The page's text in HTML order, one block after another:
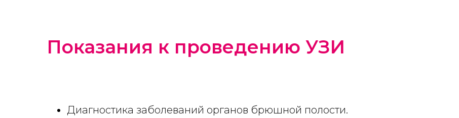
Показания к проведению УЗИ
Диагностика заболеваний органов брюшной полости.